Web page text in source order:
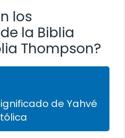
los
la Biblia
Thompson?
de Yahvé